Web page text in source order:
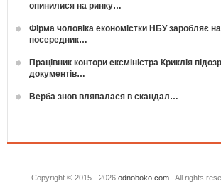
опинилися на ринку…
Фірма чоловіка економістки НБУ заробляє
посередник…
Працівник контори ексміністра Криклія
документів…
Верба знов вляпалася в скандал…
Copyright © 2015 - 2026 odnoboko.com. All rights